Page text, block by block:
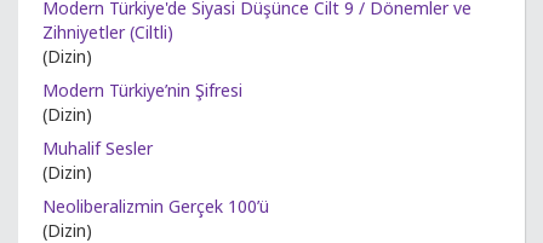
Modern Türkiye'de Siyasi Düşünce Cilt 9 / Dönemler ve
Zihniyetler (Ciltli)
(Dizin)
Modern Türkiye’nin Şifresi
(Dizin)
Muhalif Sesler
(Dizin)
Neoliberalizmin Gerçek 100’ü
(Dizin)